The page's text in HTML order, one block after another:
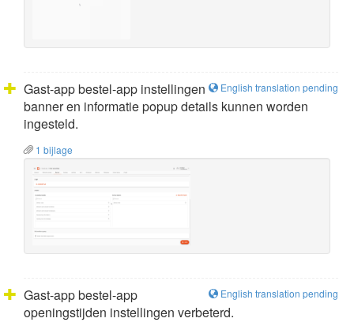
English translation pending
Gast-app bestel-app instellingen
banner en informatie popup details kunnen worden
ingesteld.
1 bijlage
English translation pending
Gast-app bestel-app
openingstijden instellingen verbeterd.